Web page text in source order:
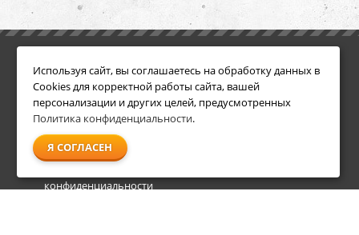
Условия возврата
О компании
Доставка
Оплата
Гарантия и сервис
конфиденциальности
Акции
Используя сайт, вы соглашаетесь на обработку данных в
Cookies для корректной работы сайта, вашей
персонализации и других целей, предусмотренных
Политика конфиденциальности.
Я СОГЛАСЕН